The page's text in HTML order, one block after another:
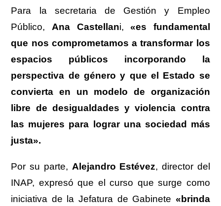
Para la secretaria de Gestión y Empleo
Público, Ana Castellani,«es fundamental
que nos comprometamos a transformar los
espacios públicos incorporando la
perspectiva de género y que el Estado se
convierta en un modelo de organización
libre de desigualdades y violencia contra
las mujeres para lograr una sociedad más
justa».
Por su parte, Alejandro Estévez, director del
INAP, expresó que el curso que surge como
iniciativa de la Jefatura de Gabinete «brinda